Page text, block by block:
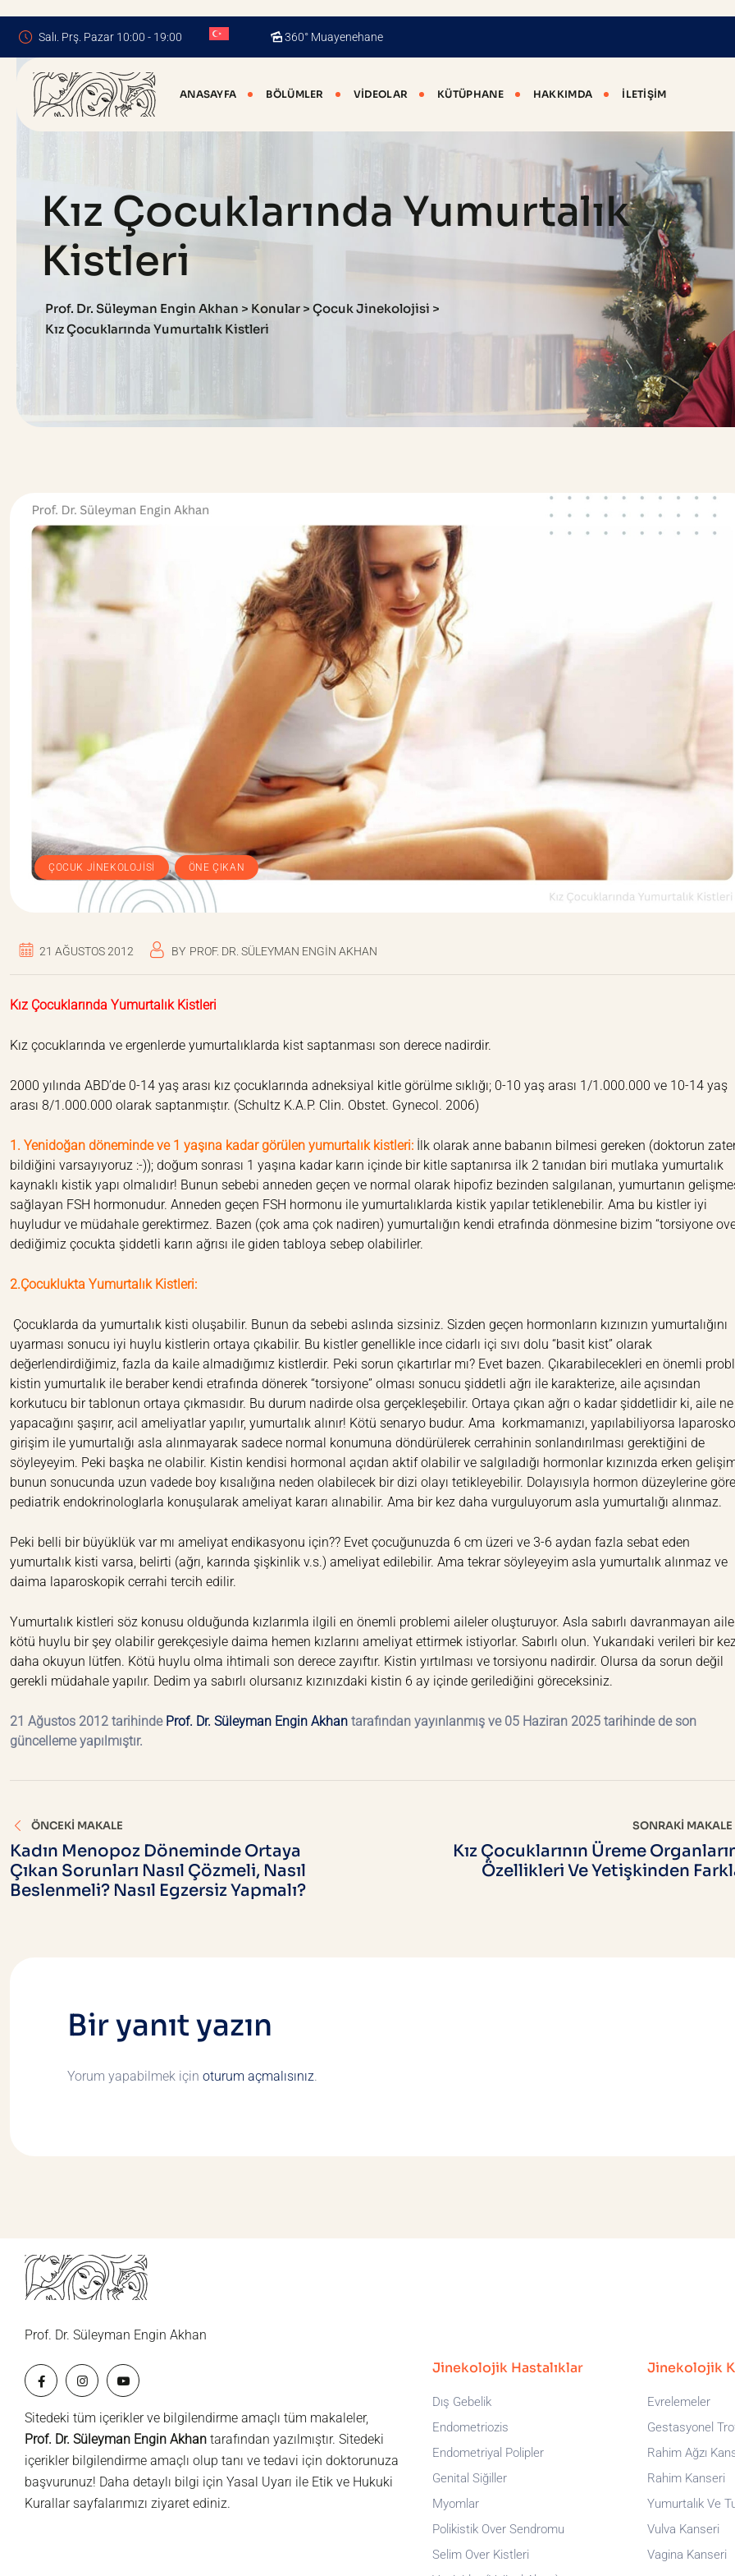
content
Salı. Prş. Pazar 10:00 - 19:00 360° Muayenehane
ANASAYFA BÖLÜMLER VIDEOLAR KÜTÜPHANE HAKKIMDA İLETIŞIM
Kız Çocuklarında Yumurtalık
Kistleri
Prof. Dr. Süleyman Engin Akhan > Konular > Çocuk Jinekolojisi >
Kız Çocuklarında Yumurtalık Kistleri
ÇOCUK JINEKOLOJISI , ÖNE ÇIKAN
21 AĞUSTOS 2012 BY PROF. DR. SÜLEYMAN ENGIN AKHAN
Kız Çocuklarında Yumurtalık Kistleri
Kız çocuklarında ve ergenlerde yumurtalıklarda kist saptanması son derece nadirdir.
2000 yılında ABD’de 0-14 yaş arası kız çocuklarında adneksiyal kitle görülme sıklığı; 0-10 yaş arası 1/1.000.000 ve 10-14 yaş
arası 8/1.000.000 olarak saptanmıştır. (Schultz K.A.P. Clin. Obstet. Gynecol. 2006)
1. Yenidoğan döneminde ve 1 yaşına kadar görülen yumurtalık kistleri: İlk olarak anne babanın bilmesi gereken (doktorun
bildiğini varsayıyoruz :-)); doğum sonrası 1 yaşına kadar karın içinde bir kitle saptanırsa ilk 2 tanıdan biri mutlaka yumurtalık
kaynaklı kistik yapı olmalıdır! Bunun sebebi anneden geçen ve normal olarak hipofiz bezinden salgılanan, yumurtanın
sağlayan FSH hormonudur. Anneden geçen FSH hormonu ile yumurtalıklarda kistik yapılar tetiklenebilir. Ama bu kistler iyi
huyludur ve müdahale gerektirmez. Bazen (çok ama çok nadiren) yumurtalığın kendi etrafında dönmesine bizim “torsiyone
dediğimiz çocukta şiddetli karın ağrısı ile giden tabloya sebep olabilirler.
2.Çocuklukta Yumurtalık Kistleri:
Çocuklarda da yumurtalık kisti oluşabilir. Bunun da sebebi aslında sizsiniz. Sizden geçen hormonların kızınızın yumurtalığını
uyarması sonucu iyi huylu kistlerin ortaya çıkabilir. Bu kistler genellikle ince cidarlı içi sıvı dolu “basit kist” olarak
değerlendirdiğimiz, fazla da kaile almadığımız kistlerdir. Peki sorun çıkartırlar mı? Evet bazen. Çıkarabilecekleri en önemli
kistin yumurtalık ile beraber kendi etrafında dönerek “torsiyone” olması sonucu şiddetli ağrı ile karakterize, aile açısından
korkutucu bir tablonun ortaya çıkmasıdır. Bu durum nadirde olsa gerçekleşebilir. Ortaya çıkan ağrı o kadar şiddetlidir ki, aile ne
yapacağını şaşırır, acil ameliyatlar yapılır, yumurtalık alınır! Kötü senaryo budur. Ama korkmamanızı, yapılabiliyorsa
girişim ile yumurtalığı asla alınmayarak sadece normal konumuna döndürülerek cerrahinin sonlandırılması gerektiğini de
söyleyeyim. Peki başka ne olabilir. Kistin kendisi hormonal açıdan aktif olabilir ve salgıladığı hormonlar kızınızda erken
bunun sonucunda uzun vadede boy kısalığına neden olabilecek bir dizi olayı tetikleyebilir. Dolayısıyla hormon düzeylerine göre
pediatrik endokrinologlarla konuşularak ameliyat kararı alınabilir. Ama bir kez daha vurguluyorum asla yumurtalığı alınmaz.
Peki belli bir büyüklük var mı ameliyat endikasyonu için?? Evet çocuğunuzda 6 cm üzeri ve 3-6 aydan fazla sebat eden
yumurtalık kisti varsa, belirti (ağrı, karında şişkinlik v.s.) ameliyat edilebilir. Ama tekrar söyleyeyim asla yumurtalık alınmaz ve
daima laparoskopik cerrahi tercih edilir.
Yumurtalık kistleri söz konusu olduğunda kızlarımla ilgili en önemli problemi aileler oluşturuyor. Asla sabırlı davranmayan aile
kötü huylu bir şey olabilir gerekçesiyle daima hemen kızlarını ameliyat ettirmek istiyorlar. Sabırlı olun. Yukarıdaki verileri bir
daha okuyun lütfen. Kötü huylu olma ihtimali son derece zayıftır. Kistin yırtılması ve torsiyonu nadirdir. Olursa da sorun değil
gerekli müdahale yapılır. Dedim ya sabırlı olursanız kızınızdaki kistin 6 ay içinde gerilediğini göreceksiniz.
21 Ağustos 2012 tarihinde Prof. Dr. Süleyman Engin Akhan tarafından yayınlanmış ve 05 Haziran 2025 tarihinde de son
güncelleme yapılmıştır.
gezinmesi
ÖNCEKI MAKALE
Kadın Menopoz Döneminde Ortaya
Çıkan Sorunları Nasıl Çözmeli, Nasıl
Beslenmeli? Nasıl Egzersiz Yapmalı?
SONRAKI MAKALE
Kız Çocuklarının Üreme
Özellikleri Ve Yetişkinden
Bir yanıt yazın
Yorum yapabilmek için oturum açmalısınız
Prof. Dr. Süleyman Engin Akhan
Sitedeki tüm içerikler ve bilgilendirme amaçlı tüm makaleler,
Prof. Dr. Süleyman Engin Akhan tarafından yazılmıştır. Sitedeki
içerikler bilgilendirme amaçlı olup tanı ve tedavi için doktorunuza
başvurunuz! Daha detaylı bilgi için Yasal Uyarı ile Etik ve Hukuki
Kurallarsayfalarımızı ziyaret ediniz.
Jinekolojik Hastalıklar
Dış Gebelik
Endometriozis
Endometriyal Polipler
Genital Siğiller
Myomlar
Polikistik Over Sendromu
Selim Over Kistleri
Jinekolojik
Evrelemeler
Gestasyonel
Rahim Ağzı
Rahim Kanseri
Yumurtalık Ve
Vulva Kanseri
Vagina Kanseri